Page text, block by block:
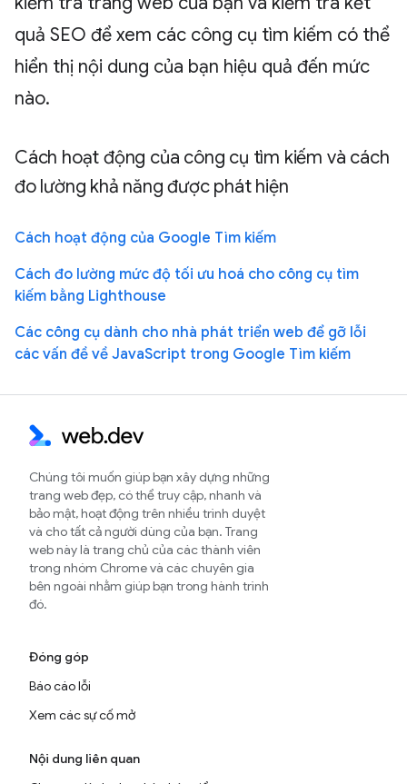
quả SEO để xem các công cụ tìm kiếm có thể
hiển thị nội dung của bạn hiệu quả đến mức
nào.
Cách hoạt động của công cụ tìm kiếm và cách
đo lường khả năng được phát hiện
Cách hoạt động của Google Tìm kiếm
Cách đo lường mức độ tối ưu hoá cho công cụ tìm
kiếm bằng Lighthouse
Các công cụ dành cho nhà phát triển web để gỡ lỗi
các vấn đề về JavaScript trong Google Tìm kiếm
Chúng tôi muốn giúp bạn xây dựng những
trang web đẹp, có thể truy cập, nhanh và
bảo mật, hoạt động trên nhiều trình duyệt
và cho tất cả người dùng của bạn. Trang
web này là trang chủ của các thành viên
trong nhóm Chrome và các chuyên gia
bên ngoài nhằm giúp bạn trong hành trình
đó.
Đóng góp
Báo cáo lỗi
Xem các sự cố mở
Nội dung liên quan